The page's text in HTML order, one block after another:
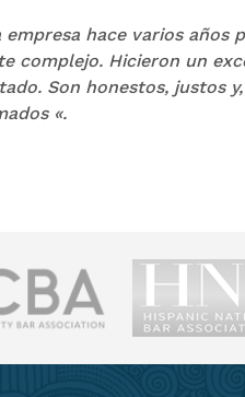
hace varios años
complejo. Hicieron un
Son honestos, justos
«.